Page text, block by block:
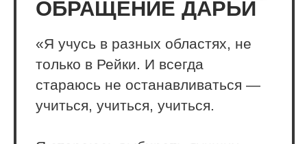
информации, которой нет в основных
обучениях.
Ступень Мастера
Возможность не просто получить ступень
Мастера Учителя, но и почувствовать себя в